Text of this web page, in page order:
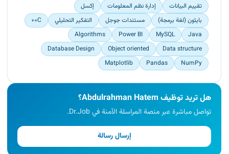
تقييم البيانات إدارة نظم المعلومات
إكسل
بايثون (لغة برمجة)
مستندات جوجل التفكير التحليلي
C++
Java
MySQL
Power BI
Algorithms
Data structure
Object oriented
Database Design
NumPy
Pandas
Matplotlib
هل تريد توظيف Abdulrahman Hatem؟
تواصل مباشرة عبر منصة المراسلة الآمنة في Dr.Job.
إرسال رسالة